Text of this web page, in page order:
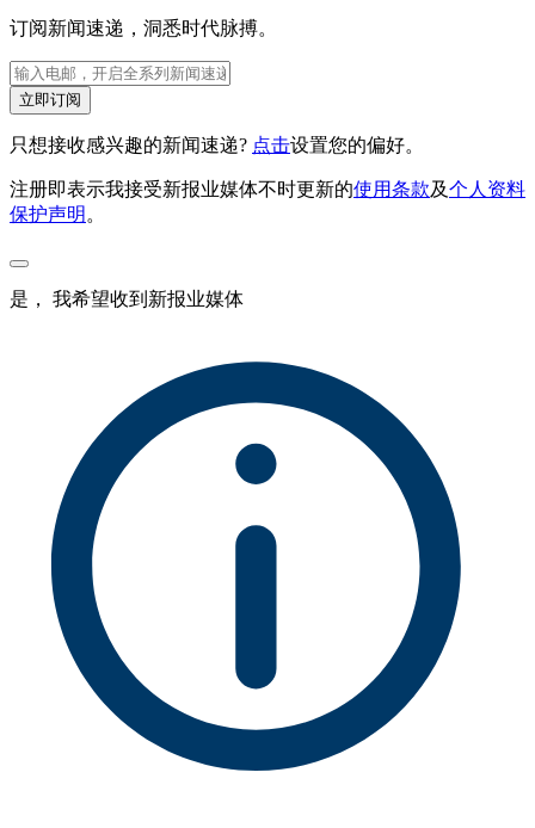
订阅新闻速递，洞悉时代脉搏。
立即订阅
只想接收感兴趣的新闻速递? 点击设置您的偏好。
注册即表示我接受新报业媒体不时更新的使用条款及个人资料
保护声明 。
是， 我希望收到新报业媒体